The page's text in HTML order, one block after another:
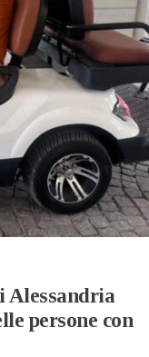
Alessandria
persone con